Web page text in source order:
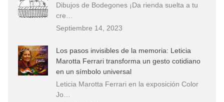
Dibujos de Bodegones ¡Da rienda suelta a tu
cre…
Septiembre 14, 2023
Los pasos invisibles de la memoria: Leticia
Marotta Ferrari transforma un gesto cotidiano
en un símbolo universal
Leticia Marotta Ferrari en la exposición Color
Jo…